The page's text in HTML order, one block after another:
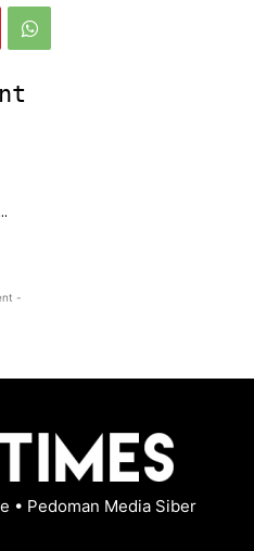
-
• Pedoman Media Siber